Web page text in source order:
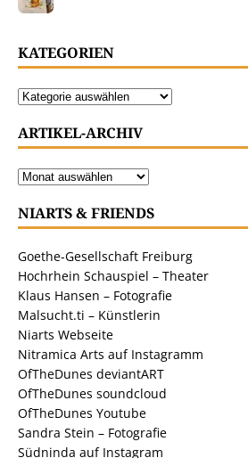
KATEGORIEN
ARTIKEL-ARCHIV
NIARTS & FRIENDS
Goethe-Gesellschaft Freiburg
Hochrhein Schauspiel – Theater
Klaus Hansen – Fotografie
Malsucht.ti – Künstlerin
Niarts Webseite
Nitramica Arts auf Instagramm
OfTheDunes deviantART
OfTheDunes soundcloud
OfTheDunes Youtube
Sandra Stein – Fotografie
Südninda auf Instagram